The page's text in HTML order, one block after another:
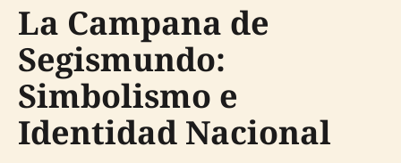
La Campana de
Segismundo:
Simbolismo e
Identidad Nacional